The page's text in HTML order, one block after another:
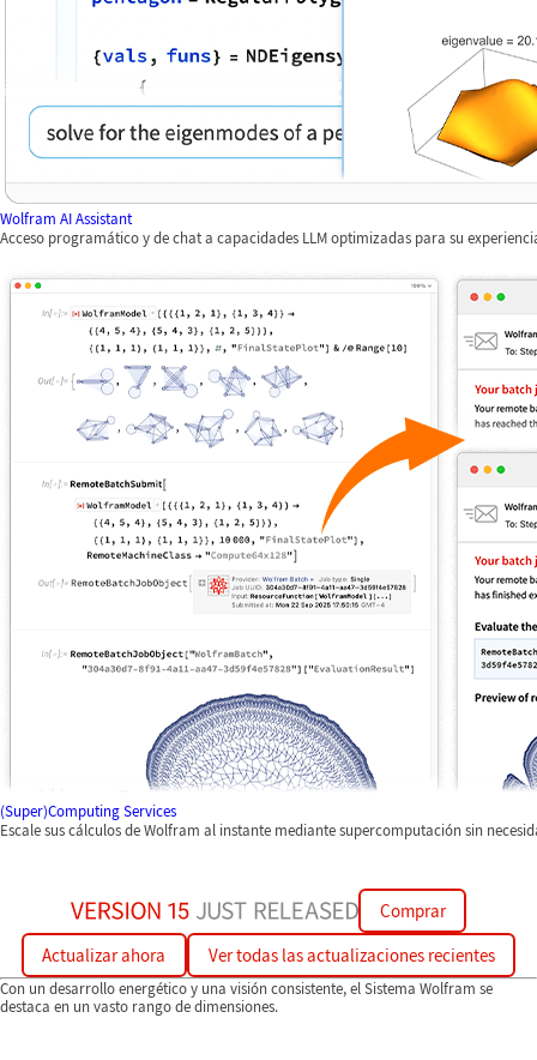
Wolfram AI Assistant
Acceso programático y de chat a capacidades LLM optimizadas para su
(Super)Computing Services
Escale sus cálculos de Wolfram al instante mediante supercomputación sin
Comprar
Actualizar ahora Ver todas las actualizaciones recientes
Con un desarrollo energético y una visión consistente, el Sistema Wolfram se
destaca en un vasto rango de dimensiones.